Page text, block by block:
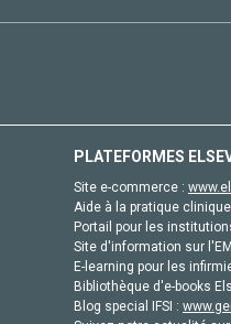
PLATEFORMES
Site e-commerce :
Aide à la pratique
Portail pour les
Site d'information sur
E-learning pour les
Bibliothèque d'e-books
Blog special IFSI :